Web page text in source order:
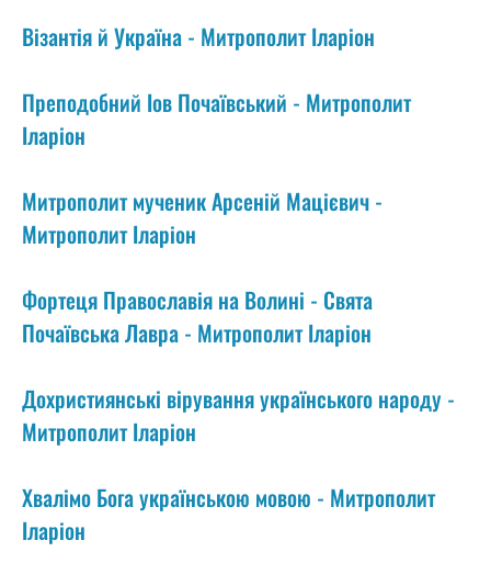
Візантія й Україна - Митрополит Іларіон
Преподобний Іов Почаївський - Митрополит
Іларіон
Митрополит мученик Арсеній Мацієвич -
Митрополит Іларіон
Фортеця Православія на Волині - Свята
Почаївська Лавра - Митрополит Іларіон
Дохристиянські вірування українського народу -
Митрополит Іларіон
Хвалімо Бога українською мовою - Митрополит
Іларіон